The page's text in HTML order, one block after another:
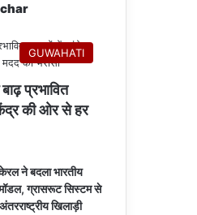
GUWAHATI
प्रभावित
की ओर से हर
ने बदला भारतीय
ग्रासरूट सिस्टम से
खिलाड़ी